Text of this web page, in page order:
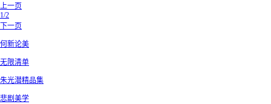
上一页
1/2
下一页
何新论美
无限清单
朱光潜精品集
悲剧美学